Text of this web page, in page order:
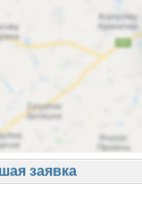
заявка